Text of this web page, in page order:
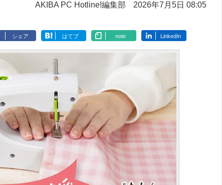
AKIBA PC Hotline!編集部 2026年7月5日 08:05
シェア はてブ note LinkedIn